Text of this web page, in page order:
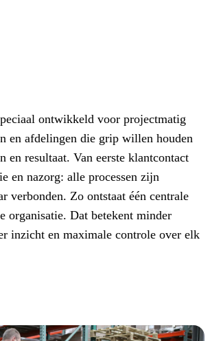
ontwikkeld voor projectmatig
en afdelingen die grip willen houden
en resultaat. Van eerste klantcontact
en nazorg: alle processen zijn
verbonden. Zo ontstaat één centrale
organisatie. Dat betekent minder
inzicht en maximale controle over elk